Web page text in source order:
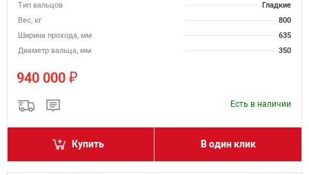
Тип вальцов
Гладкие
Вес, кг
800
Ширина прохода, мм
635
Диаметр вальца, мм
350
940 000 ₽
Есть в наличии
Купить В один клик